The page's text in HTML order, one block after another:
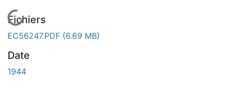
En cours de chargement...
Fichiers
EC56247.PDF (6.69 MB)
Date
1944